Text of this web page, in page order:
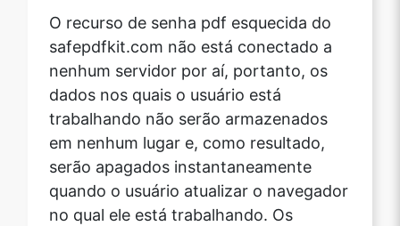
O recurso de senha pdf esquecida do
safepdfkit.com não está conectado a
nenhum servidor por aí, portanto, os
dados nos quais o usuário está
trabalhando não serão armazenados
em nenhum lugar e, como resultado,
serão apagados instantaneamente
quando o usuário atualizar o navegador
no qual ele está trabalhando. Os